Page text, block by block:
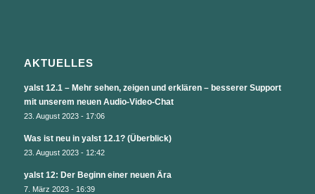
AKTUELLES
yalst 12.1 – Mehr sehen, zeigen und erklären – besserer Support
mit unserem neuen Audio-Video-Chat
23. August 2023 - 17:06
Was ist neu in yalst 12.1? (Überblick)
23. August 2023 - 12:42
yalst 12: Der Beginn einer neuen Ära
7. März 2023 - 16:39